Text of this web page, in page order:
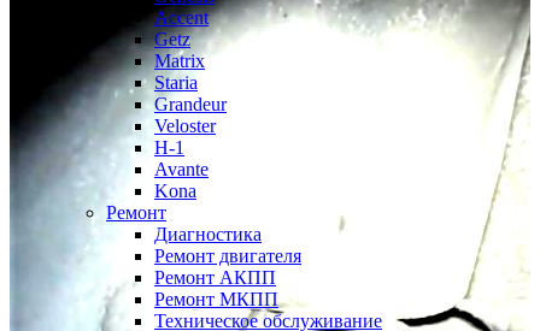
Accent
Getz
Matrix
Staria
Grandeur
Veloster
H-1
Avante
Kona
Ремонт
Диагностика
Ремонт двигателя
Ремонт АКПП
Ремонт МКПП
Техническое обслуживание